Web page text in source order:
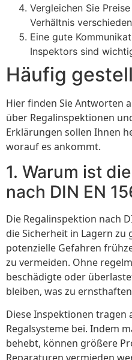
Vergleichen Sie
Verhältnis
Eine gute
Inspektors sind
Häufig
Hier finden Sie Antworten
über Regalinspektionen
Erklärungen sollen Ihnen
worauf es ankommt.
1. Warum ist
nach DIN EN
Die Regalinspektion nach
die Sicherheit in Lagern zu
potenzielle Gefahren
zu vermeiden. Ohne
beschädigte oder
bleiben, was zu
Diese Inspektionen tragen
Regalsysteme bei. Indem
behebt, können größere